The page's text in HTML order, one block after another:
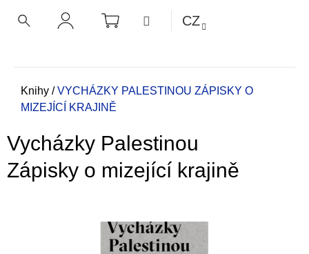
NÁKUPNÍ
KOŠÍK MENUCZ
Domů
Knihy / VYCHÁZKY PALESTINOU ZÁPISKY O
MIZEJÍCÍ KRAJINĚ
Vycházky Palestinou
Zápisky o mizející krajině
ZPĚT
ZPĚT
o
p
t
ř
e